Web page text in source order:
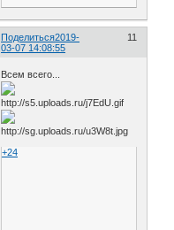
Поделиться 11
2019-
03-07 14:08:55
Всем всего...
+24